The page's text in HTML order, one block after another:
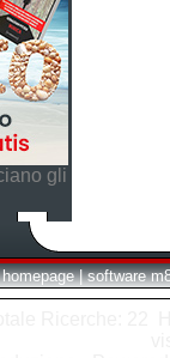
gli
homepage | software